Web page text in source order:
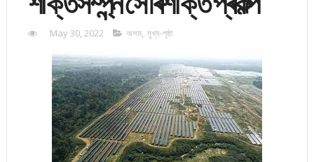
May 30, 2022 অসম, মুখ্য-পৃষ্ঠা